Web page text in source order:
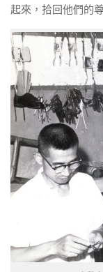
起來，拾回他們的